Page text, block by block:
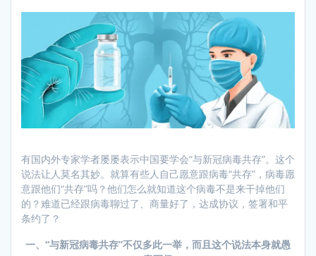
有国内外专家学者屡屡表示中国要学会“与新冠病毒共存”。这个
说法让人莫名其妙。就算有些人自己愿意跟病毒“共存”，病毒愿
意跟他们“共存”吗？他们怎么就知道这个病毒不是来干掉他们
的？难道已经跟病毒聊过了、商量好了，达成协议，签署和平
条约了？
一、 “与新冠病毒共存”不仅多此一举，而且这个说法本身就愚